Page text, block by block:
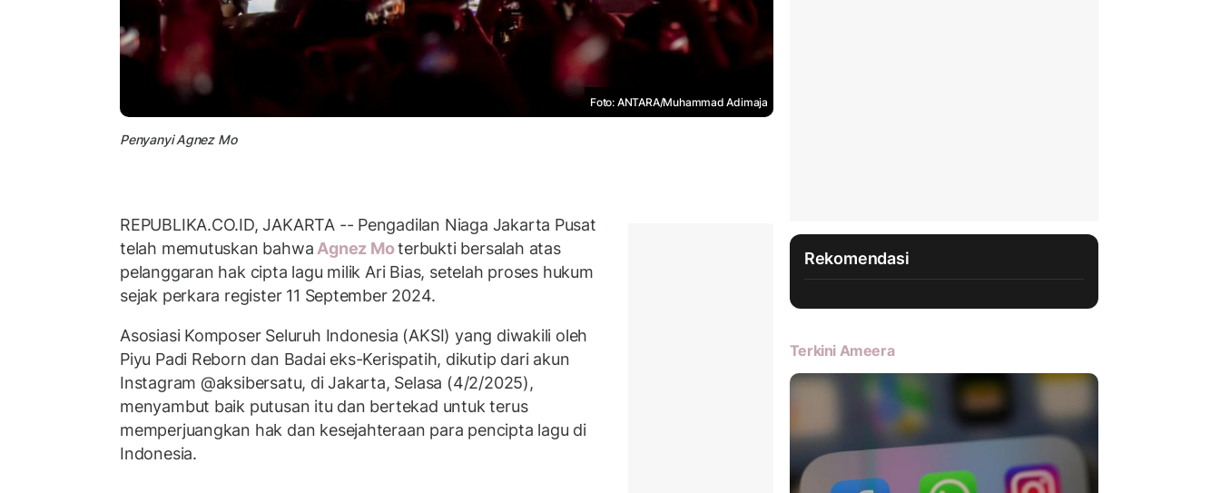
Foto: ANTARA/Muhammad Adimaja
Penyanyi Agnez Mo
REPUBLIKA.CO.ID, JAKARTA -- Pengadilan Niaga Jakarta Pusat
telah memutuskan bahwaAgnez Moterbukti bersalah atas
pelanggaran hak cipta lagu milik Ari Bias, setelah proses hukum
sejak perkara register 11 September 2024.
Asosiasi Komposer Seluruh Indonesia (AKSI) yang diwakili oleh
Piyu Padi Reborn dan Badai eks-Kerispatih, dikutip dari akun
Instagram @aksibersatu, di Jakarta, Selasa (4/2/2025),
menyambut baik putusan itu dan bertekad untuk terus
memperjuangkan hak dan kesejahteraan para pencipta lagu di
Indonesia.
Rekomendasi
Terkini Ameera